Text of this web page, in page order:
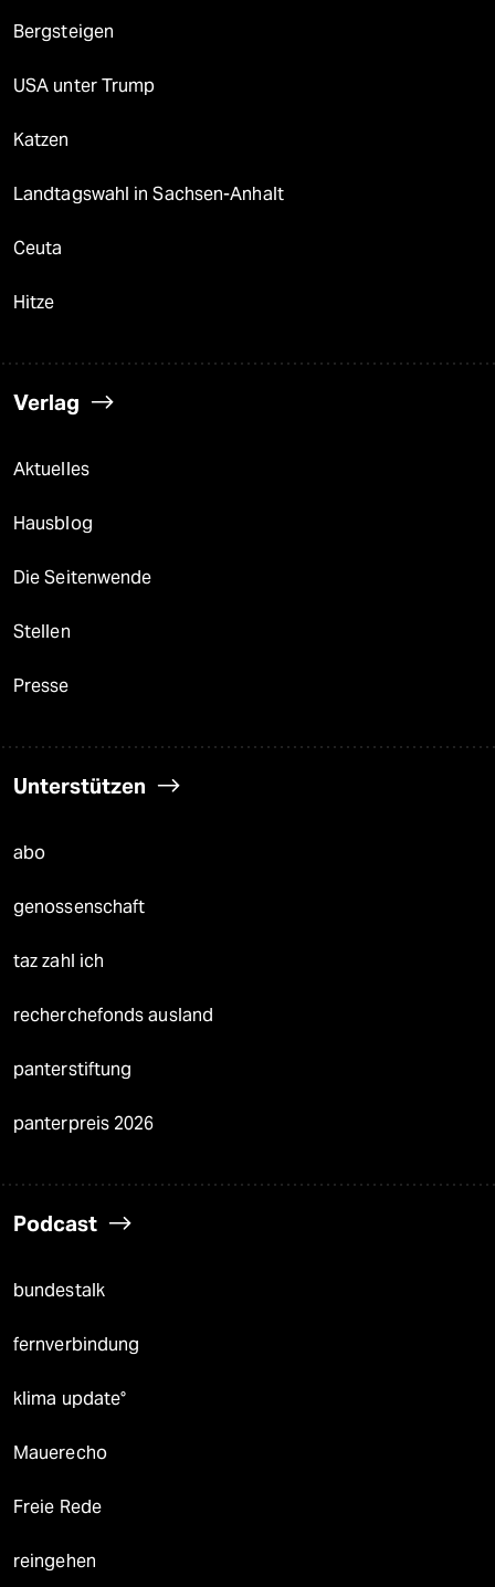
Bergsteigen
USA unter Trump
Katzen
Landtagswahl in Sachsen-Anhalt
Ceuta
Hitze
Verlag
Aktuelles
Hausblog
Die Seitenwende
Stellen
Presse
Unterstützen
abo
genossenschaft
taz zahl ich
recherchefonds ausland
panterstiftung
panterpreis 2026
Podcast
bundestalk
fernverbindung
klima update°
Mauerecho
Freie Rede
reingehen